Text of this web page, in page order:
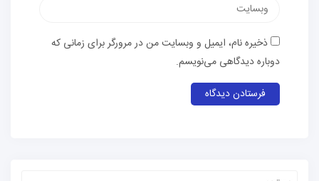
ذخیره نام، ایمیل و وبسایت من در مرورگر برای زمانی که
دوباره دیدگاهی می‌نویسم.